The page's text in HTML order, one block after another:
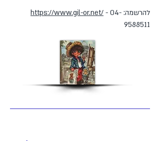
להרשמה: https://www.gil-or.net/ - 04-
9588511